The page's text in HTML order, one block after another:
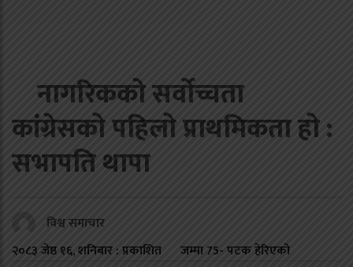
नागरिकको सर्वोच्चता
कांग्रेसको पहिलो प्राथमिकता हो :
सभापति थापा
विश्व समाचार
२०८३ जेष्ठ १६, शनिबार : प्रकाशित
जम्मा75- पटक हेरिएको